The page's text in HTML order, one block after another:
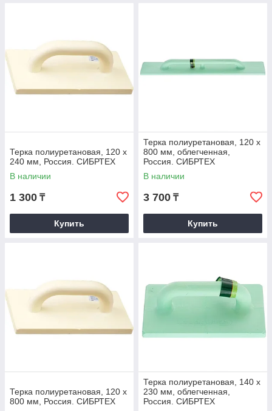
Терка полиуретановая, 120 х
240 мм, Россия. СИБРТЕХ
В наличии
1 300 ₸
Купить
Терка полиуретановая, 120 х
800 мм, облегченная,
Россия. СИБРТЕХ
В наличии
3 700 ₸
Купить
Терка полиуретановая, 120 х
800 мм, Россия. СИБРТЕХ
Терка полиуретановая, 140 х
230 мм, облегченная,
Россия. СИБРТЕХ